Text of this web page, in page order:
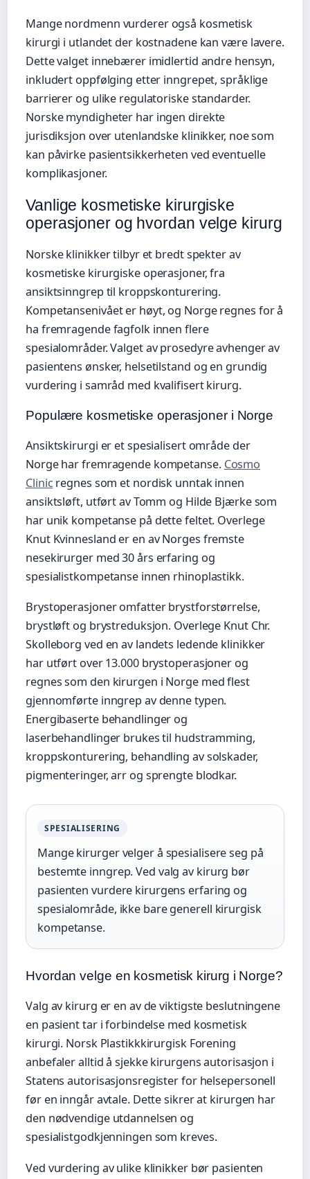
Mange nordmenn vurderer også kosmetisk
kirurgi i utlandet der kostnadene kan være lavere.
Dette valget innebærer imidlertid andre hensyn,
inkludert oppfølging etter inngrepet, språklige
barrierer og ulike regulatoriske standarder.
Norske myndigheter har ingen direkte
jurisdiksjon over utenlandske klinikker, noe som
kan påvirke pasientsikkerheten ved eventuelle
komplikasjoner.
Vanlige kosmetiske kirurgiske
operasjoner og hvordan velge kirurg
Norske klinikker tilbyr et bredt spekter av
kosmetiske kirurgiske operasjoner, fra
ansiktsinngrep til kroppskonturering.
Kompetansenivået er høyt, og Norge regnes for å
ha fremragende fagfolk innen flere
spesialområder. Valget av prosedyre avhenger av
pasientens ønsker, helsetilstand og en grundig
vurdering i samråd med kvalifisert kirurg.
Populære kosmetiske operasjoner i Norge
Ansiktskirurgi er et spesialisert område der
Norge har fremragende kompetanse. Cosmo
Clinic regnes som et nordisk unntak innen
ansiktsløft, utført av Tomm og Hilde Bjærke som
har unik kompetanse på dette feltet. Overlege
Knut Kvinnesland er en av Norges fremste
nesekirurger med 30 års erfaring og
spesialistkompetanse innen rhinoplastikk.
Brystoperasjoner omfatter brystforstørrelse,
brystløft og brystreduksjon. Overlege Knut Chr.
Skolleborg ved en av landets ledende klinikker
har utført over 13.000 brystoperasjoner og
regnes som den kirurgen i Norge med flest
gjennomførte inngrep av denne typen.
Energibaserte behandlinger og
laserbehandlinger brukes til hudstramming,
kroppskonturering, behandling av solskader,
pigmenteringer, arr og sprengte blodkar.
SPESIALISERING
Mange kirurger velger å spesialisere seg på
bestemte inngrep. Ved valg av kirurg bør
pasienten vurdere kirurgens erfaring og
spesialområde, ikke bare generell kirurgisk
kompetanse.
Hvordan velge en kosmetisk kirurg i Norge?
Valg av kirurg er en av de viktigste beslutningene
en pasient tar i forbindelse med kosmetisk
kirurgi. Norsk Plastikkkirurgisk Forening
anbefaler alltid å sjekke kirurgens autorisasjon i
Statens autorisasjonsregister for helsepersonell
før en inngår avtale. Dette sikrer at kirurgen har
den nødvendige utdannelsen og
spesialistgodkjenningen som kreves.
Ved vurdering av ulike klinikker bør pasienten